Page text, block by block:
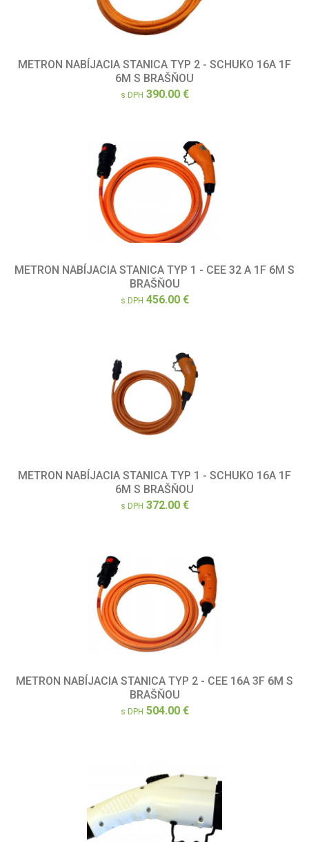
METRON NABÍJACIA STANICA TYP 2 - SCHUKO 16A 1F
6M S BRAŠŇOU
s DPH 390.00 €
METRON NABÍJACIA STANICA TYP 1 - CEE 32 A 1F 6M S
BRAŠŇOU
s DPH 456.00 €
METRON NABÍJACIA STANICA TYP 1 - SCHUKO 16A 1F
6M S BRAŠŇOU
s DPH 372.00 €
METRON NABÍJACIA STANICA TYP 2 - CEE 16A 3F 6M S
BRAŠŇOU
s DPH 504.00 €